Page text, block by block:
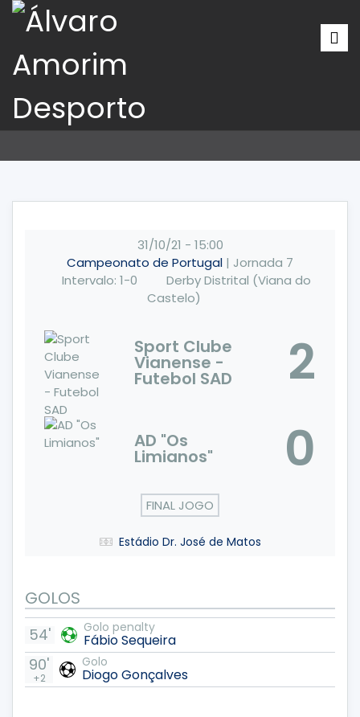
31/10/21 - 15:00
Campeonato de Portugal | Jornada 7
Intervalo: 1-0
Derby Distrital (Viana do
Castelo)
Sport Clube
Vianense -
Futebol SAD 2
AD "Os
Limianos" 0
FINAL JOGO
Estádio Dr. José de Matos
GOLOS
Golo penalty
Fábio Sequeira
54'
Golo
Diogo Gonçalves
90'
+2